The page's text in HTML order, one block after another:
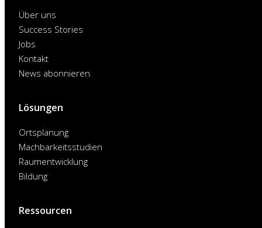
Über uns
Success Stories
Jobs
Kontakt
News abonnieren
Lösungen
Ortsplanung
Machbarkeitsstudien
Raumentwicklung
Bildung
Ressourcen